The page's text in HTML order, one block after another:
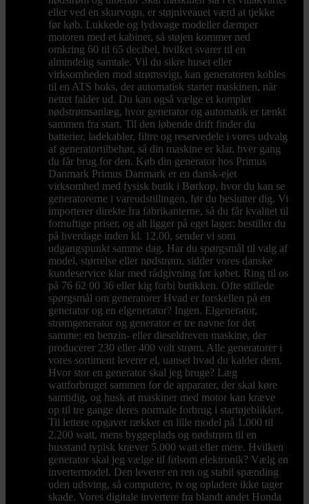
eller ved en skurvogn, er støjniveauet værd at tjekke
før køb. Lukkede og lydsvage modeller dæmper
motoren med et kabinet, så støjen kommer ned
omkring 60 til 65 decibel, hvilket svarer til en
almindelig samtale. Vil du sikre huset eller
virksomheden mod strømsvigt, kan generatoren kobles
til en ATS boks, der automatisk starter maskinen, når
nettet falder ud. Du kan også vælge et komplet
nødstrømsanlæg, hvor generator og automatik er tænkt
sammen fra start. Til den løbende drift finder du
batterier, ladekabler, filtre og reservedele i vores udvalg
af generatortilbehør, så din maskine er klar, hver gang
du får brug for den. Køb din generator hos Primus
Danmark Primus Danmark er en dansk-ejet
virksomhed med fysisk butik i Børkop, hvor du kan se
generatorerne i vareudstillingen, før du beslutter dig. Vi
importerer direkte fra fabrikanterne, så du får kvalitet til
fornuftige priser, og alt ligger på eget lager: bestiller du
på hverdage inden kl. 12.00, sender vi som
udgangspunkt samme dag. Har du spørgsmål til valg af
model, størrelse eller nødstrøm, sidder vores danske
kundeservice klar med rådgivning før købet. Ring til os
på 76 62 00 36 eller kig forbi butikken. Ofte stillede
spørgsmål om generatorer Hvad er forskellen på en
generator og en elgenerator? Ingen. Elgenerator,
strømgenerator og generator er tre navne for det
samme: en benzin- eller dieseldreven maskine, der
producerer 230 eller 400 volt strøm. Alle generatorer i
vores sortiment leverer el, uanset hvad du kalder dem.
Hvor stor en generator skal jeg bruge? Læg
wattforbruget sammen for de apparater, der skal køre
samtidig, og husk at maskiner med motor kan kræve
op til tre gange deres normale forbrug i startøjeblikket.
Til lettere opgaver rækker en lille model på 1.000 til
2.200 watt, mens byggeplads og nødstrøm til en
husstand typisk kræver 5.000 watt eller mere. Hvilken
generator skal jeg vælge til følsom elektronik? Vælg en
invertermodel. Den leverer en ren og stabil spænding
uden udsving, så computere, tv og opladere ikke tager
skade. Vores digitale invertere fra blandt andet Honda